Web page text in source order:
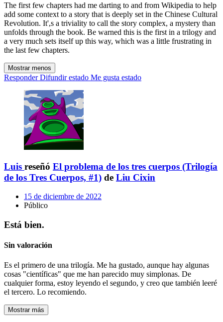
The first few chapters had me darting to and from Wikipedia to help
add some context to a story that is deeply set in the Chinese Cultural
Revolution. It',s a triviality to call the story complex, a mystery than
unfolds through the book. Be warned this is the first in a trilogy and
a very much sets itself up this way, which was a little frustrating in
the last few chapters.
Mostrar menos
Responder Difundir estado Me gusta estado
Luis reseñó El problema de los tres cuerpos (Trilogía
de los Tres Cuerpos, #1) de Liu Cixin
15 de diciembre de 2022
Público
Está bien.
Sin valoración
Es el primero de una trilogía. Me ha gustado, aunque hay algunas
cosas "científicas" que me han parecido muy simplonas. De
cualquier forma, estoy leyendo el segundo, y creo que también leeré
el tercero. Lo recomiendo.
Mostrar más